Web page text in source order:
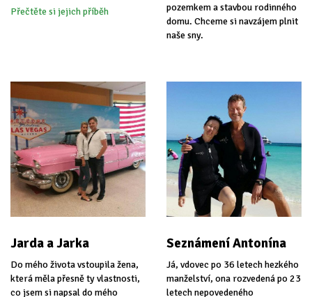
Přečtěte si jejich příběh
pozemkem a stavbou rodinného
domu. Chceme si navzájem plnit
naše sny.
Jarda a Jarka
Do mého života vstoupila žena,
která měla přesně ty vlastnosti,
co jsem si napsal do mého
Seznámení Antonína
Já, vdovec po 36 letech hezkého
manželství, ona rozvedená po 23
letech nepovedeného